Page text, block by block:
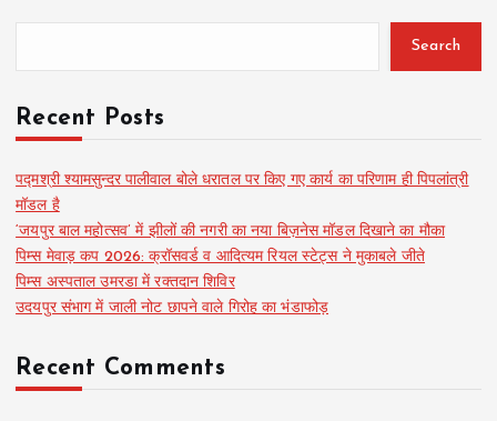
Search
Recent Posts
पद्मश्री श्यामसुन्दर पालीवाल बोले धरातल पर किए गए कार्य का परिणाम ही पिपलांत्री
मॉडल है
‘जयपुर बाल महोत्सव’ में झीलों की नगरी का नया बिज़नेस मॉडल दिखाने का मौका
पिम्स मेवाड़ कप 2026: क्रॉसवर्ड व आदित्यम रियल स्टेट्स ने मुकाबले जीते
पिम्स अस्पताल उमरडा में रक्तदान शिविर
उदयपुर संभाग में जाली नोट छापने वाले गिरोह का भंडाफोड़
Recent Comments